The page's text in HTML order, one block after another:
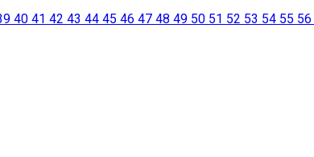
40 41 42 43 44 45 46 47 48 49 50 51 52 53 54 55 56